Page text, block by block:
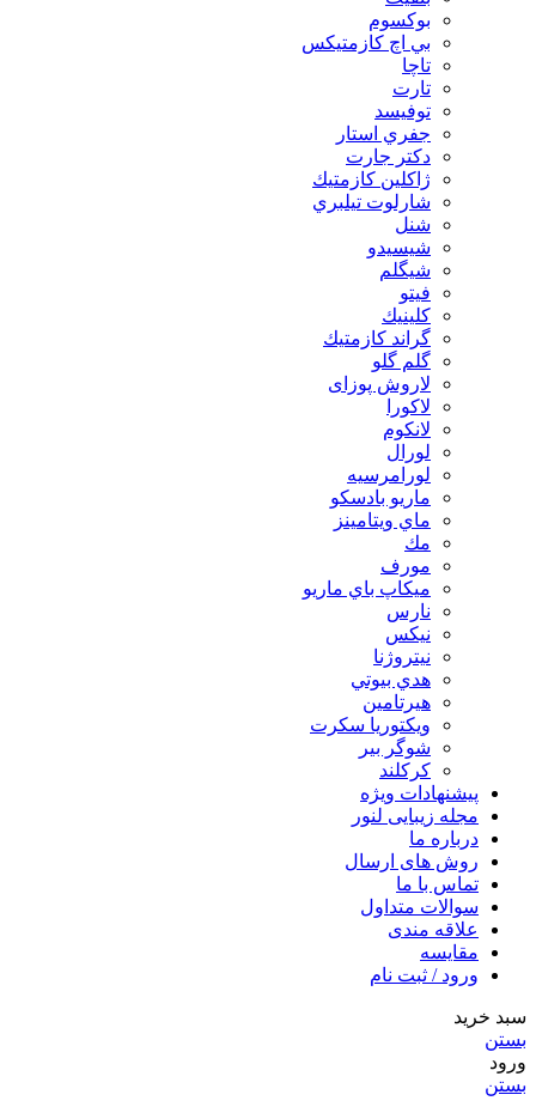
بوكسوم
بي اچ كازمتيكس
تاچا
تارت
توفيسد
جفري استار
دكتر جارت
ژاكلين كازمتيك
شارلوت تيلبري
شنل
شيسيدو
شیگلم
فيتو
كلينيك
گراند كازمتيك
گلم گلو
لاروش پوزای
لاكورا
لانكوم
لورال
لورامرسيه
ماريو بادسكو
ماي ويتامينز
مك
مورف
ميكاپ باي ماريو
نارس
نيكس
نیتروژنا
هدي بيوتي
هیرتامین
ویکتوریا سکرت
شوگر بير
کرکلند
پیشنهادات ویژه
مجله زیبایی لنور
درباره ما
روش های ارسال
تماس با ما
سوالات متداول
علاقه مندی
مقایسه
ورود / ثبت نام
سبد خرید
بستن
ورود
بستن